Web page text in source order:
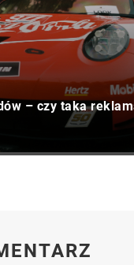
– czy taka